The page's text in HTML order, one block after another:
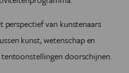
perspectief van kunstenaars
kunst, wetenschap en
doorschijnen.